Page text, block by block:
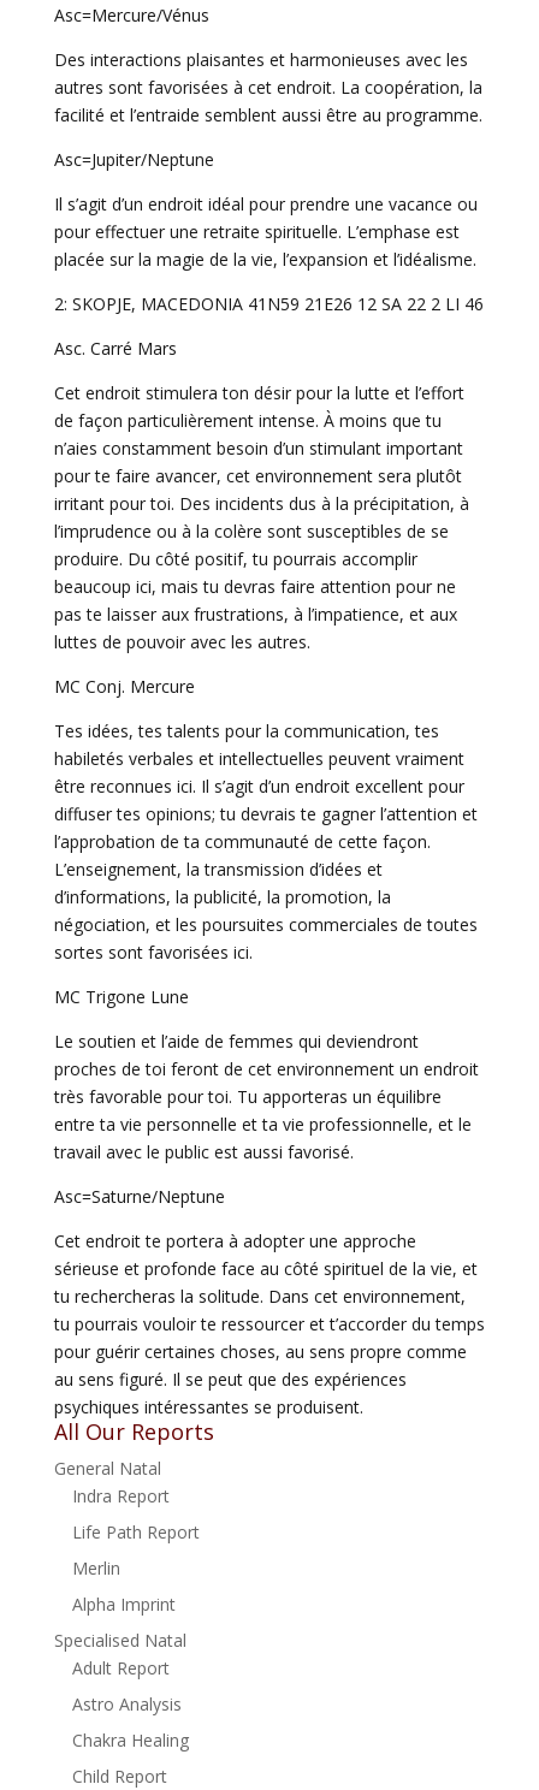
Asc=Mercure/Vénus
Des interactions plaisantes et harmonieuses avec les
autres sont favorisées à cet endroit. La coopération, la
facilité et l’entraide semblent aussi être au programme.
Asc=Jupiter/Neptune
Il s’agit d’un endroit idéal pour prendre une vacance ou
pour effectuer une retraite spirituelle. L’emphase est
placée sur la magie de la vie, l’expansion et l’idéalisme.
2: SKOPJE, MACEDONIA 41N59 21E26 12 SA 22 2 LI 46
Asc. Carré Mars
Cet endroit stimulera ton désir pour la lutte et l’effort
de façon particulièrement intense. À moins que tu
n’aies constamment besoin d’un stimulant important
pour te faire avancer, cet environnement sera plutôt
irritant pour toi. Des incidents dus à la précipitation, à
l’imprudence ou à la colère sont susceptibles de se
produire. Du côté positif, tu pourrais accomplir
beaucoup ici, mais tu devras faire attention pour ne
pas te laisser aux frustrations, à l’impatience, et aux
luttes de pouvoir avec les autres.
MC Conj. Mercure
Tes idées, tes talents pour la communication, tes
habiletés verbales et intellectuelles peuvent vraiment
être reconnues ici. Il s’agit d’un endroit excellent pour
diffuser tes opinions; tu devrais te gagner l’attention et
l’approbation de ta communauté de cette façon.
L’enseignement, la transmission d’idées et
d’informations, la publicité, la promotion, la
négociation, et les poursuites commerciales de toutes
sortes sont favorisées ici.
MC Trigone Lune
Le soutien et l’aide de femmes qui deviendront
proches de toi feront de cet environnement un endroit
très favorable pour toi. Tu apporteras un équilibre
entre ta vie personnelle et ta vie professionnelle, et le
travail avec le public est aussi favorisé.
Asc=Saturne/Neptune
Cet endroit te portera à adopter une approche
sérieuse et profonde face au côté spirituel de la vie, et
tu rechercheras la solitude. Dans cet environnement,
tu pourrais vouloir te ressourcer et t’accorder du temps
pour guérir certaines choses, au sens propre comme
au sens figuré. Il se peut que des expériences
psychiques intéressantes se produisent.
All Our Reports
General Natal
Indra Report
Life Path Report
Merlin
Alpha Imprint
Specialised Natal
Adult Report
Astro Analysis
Chakra Healing
Child Report